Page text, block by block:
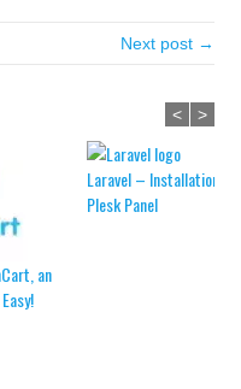
Next post →
an
Laravel – Installation in
Plesk Panel
< >